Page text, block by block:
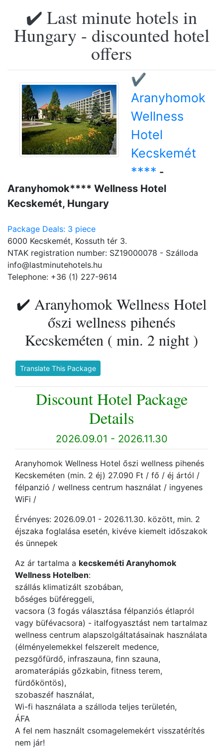
✔️ Last minute hotels in
Hungary - discounted hotel
offers
✔️
Aranyhomok
Wellness
Hotel
Kecskemét
**** -
Aranyhomok**** Wellness Hotel
Kecskemét, Hungary
Package Deals: 3 piece
6000 Kecskemét, Kossuth tér 3.
NTAK registration number: SZ19000078 - Szálloda
info@lastminutehotels.hu
Telephone: +36 (1) 227-9614
✔️ Aranyhomok Wellness Hotel
őszi wellness pihenés
Kecskeméten ( min. 2 night )
Translate This Package
Discount Hotel Package
Details
2026.09.01 - 2026.11.30
Aranyhomok Wellness Hotel őszi wellness pihenés
Kecskeméten (min. 2 éj) 27.090 Ft / fő / éj ártól /
félpanzió / wellness centrum használat / ingyenes
WiFi /
Érvényes: 2026.09.01 - 2026.11.30. között, min. 2
éjszaka foglalása esetén, kivéve kiemelt időszakok
és ünnepek
Az ár tartalma a kecskeméti Aranyhomok
Wellness Hotelben:
szállás klimatizált szobában,
bőséges büféreggeli,
vacsora (3 fogás választása félpanziós étlapról
vagy büfévacsora) - italfogyasztást nem tartalmaz
wellness centrum alapszolgáltatásainak használata
(élményelemekkel felszerelt medence,
pezsgőfürdő, infraszauna, finn szauna,
aromaterápiás gőzkabin, fitness terem,
fürdőköntös),
szobaszéf használat,
Wi-fi használata a szálloda teljes területén,
ÁFA
A fel nem használt csomagelemekért visszatérítés
nem jár!